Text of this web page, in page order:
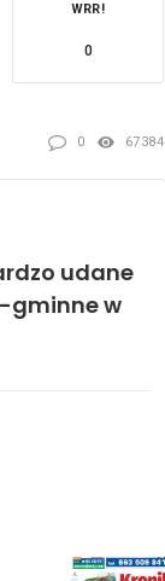
WRR!
0
0 67384
udane
gminne w